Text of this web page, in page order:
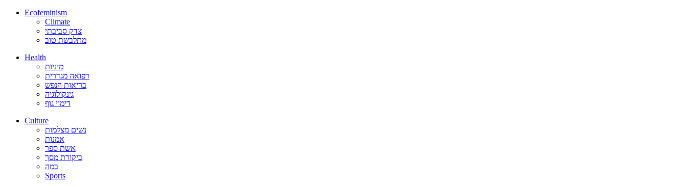
Ecofeminism
Climate
צדק סביבתי
מתלבשת טוב
Health
מיניות
רפואה מגדרית
בריאות הנפש
גינקולוגיה
דימוי גוף
Culture
נשים מצלמות
אמנות
אשת ספר
ביקורת מסך
במה
Sports